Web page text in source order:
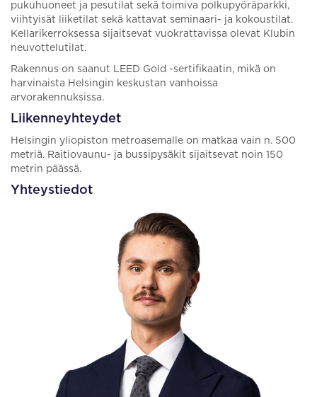
pukuhuoneet ja pesutilat sekä toimiva polkupyöräparkki,
viihtyisät liiketilat sekä kattavat seminaari- ja kokoustilat.
Kellarikerroksessa sijaitsevat vuokrattavissa olevat Klubin
neuvottelutilat.
Rakennus on saanut LEED Gold -sertifikaatin, mikä on
harvinaista Helsingin keskustan vanhoissa
arvorakennuksissa.
Liikenneyhteydet
Helsingin yliopiston metroasemalle on matkaa vain n. 500
metriä. Raitiovaunu- ja bussipysäkit sijaitsevat noin 150
metrin päässä.
Yhteystiedot